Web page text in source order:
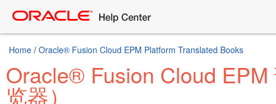
Home / Oracle® Fusion Cloud EPM Platform Translated Books
Oracle® Fusion Cloud
览器）